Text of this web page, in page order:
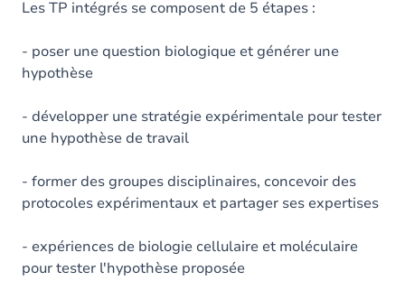
Les TP intégrés se composent de 5 étapes :
- poser une question biologique et générer une
hypothèse
- développer une stratégie expérimentale pour tester
une hypothèse de travail
- former des groupes disciplinaires, concevoir des
protocoles expérimentaux et partager ses expertises
- expériences de biologie cellulaire et moléculaire
pour tester l'hypothèse proposée